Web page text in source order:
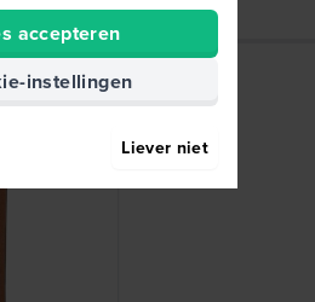
accepteren
instellingen
Liever niet